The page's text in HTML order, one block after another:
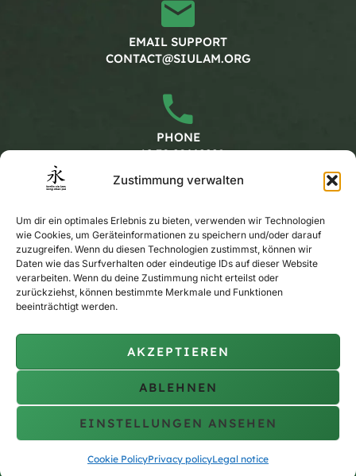
Zustimmung verwalten
Um dir ein optimales Erlebnis zu bieten, verwenden wir Technologien
wie Cookies, um Geräteinformationen zu speichern und/oder darauf
zuzugreifen. Wenn du diesen Technologien zustimmst, können wir
Daten wie das Surfverhalten oder eindeutige IDs auf dieser Website
verarbeiten. Wenn du deine Zustimmung nicht erteilst oder
zurückziehst, können bestimmte Merkmale und Funktionen
beeinträchtigt werden.
AKZEPTIEREN
ABLEHNEN
EINSTELLUNGEN ANSEHEN
Cookie PolicyPrivacy policyLegal notice
EMAIL SUPPORT
CONTACT@SIULAM.ORG
PHONE
+49 30 20662228
MONDAY - FRIDAY
CALENDAR
PRIVATE TRAINING
Legal noticePrivacy policyCookie policy (EU)